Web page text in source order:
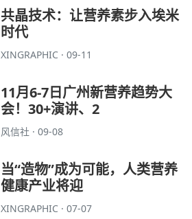
共晶技术：让营养素步入埃米
时代
XINGRAPHIC · 09-11
11月6-7日广州新营养趋势大
会！30+演讲、2
风信社 · 09-08
当“造物”成为可能，人类营养
健康产业将迎
XINGRAPHIC · 07-07